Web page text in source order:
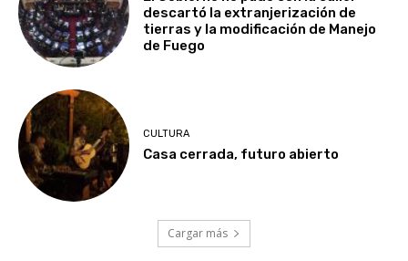
descartó la extranjerización de
tierras y la modificación de Manejo
de Fuego
CULTURA
Casa cerrada, futuro abierto
Cargar más